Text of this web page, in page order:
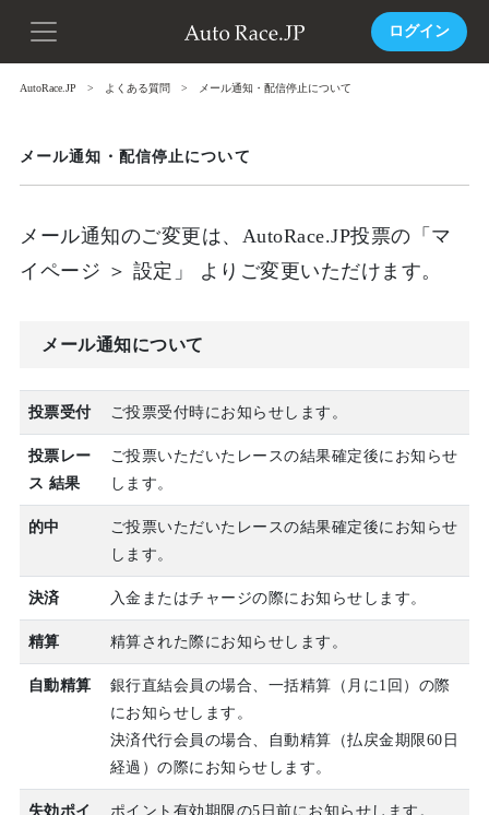
ログイン
AutoRace.JP よくある質問 メール通知・配信停止について
メール通知・配信停止について
メール通知のご変更は、AutoRace.JP投票の「マ
イページ ＞ 設定」 よりご変更いただけます。
メール通知について
投票受付 ご投票受付時にお知らせします。
投票レー
ス 結果
ご投票いただいたレースの結果確定後にお知らせ
します。
的中
ご投票いただいたレースの結果確定後にお知らせ
します。
決済 入金またはチャージの際にお知らせします。
精算 精算された際にお知らせします。
自動精算
銀行直結会員の場合、一括精算（月に1回）の際
にお知らせします。
決済代行会員の場合、自動精算（払戻金期限60日
経過）の際にお知らせします。
失効ポイ
ポイント有効期限の5日前にお知らせします。